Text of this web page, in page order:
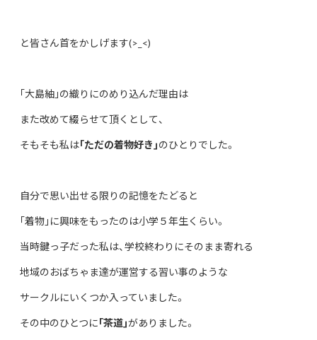
と皆さん首をかしげます(>_<)
｢大島紬｣の織りにのめり込んだ理由は
また改めて綴らせて頂くとして、
そもそも私は｢ただの着物好き｣のひとりでした。
自分で思い出せる限りの記憶をたどると
｢着物｣に興味をもったのは小学５年生くらい。
当時鍵っ子だった私は、学校終わりにそのまま寄れる
地域のおばちゃま達が運営する習い事のような
サークルにいくつか入っていました。
その中のひとつに｢茶道｣がありました。